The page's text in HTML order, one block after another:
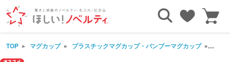
TOP マグカップ プラスチックマグカップ・バンブーマグカップ バン